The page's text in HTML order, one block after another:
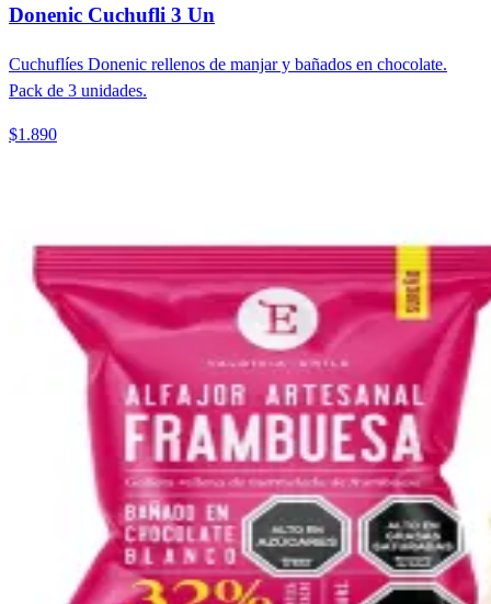
Donenic Cuchufli 3 Un
Cuchuflíes Donenic rellenos de manjar y bañados en chocolate.
Pack de 3 unidades.
$1.890